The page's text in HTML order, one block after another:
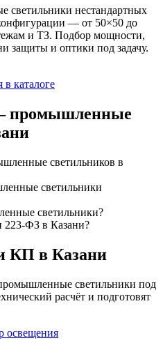
светильники нестандартных
— от 50×50 до
и ТЗ. Подбор мощности,
защиты и оптики под задачу.
в каталоге
промышленные
светильников в
светильники
светильники?
223-ФЗ в Казани?
КП в Казани
светильники под
расчёт и подготовят
освещения